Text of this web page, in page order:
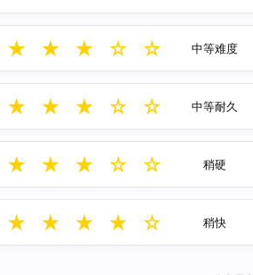
★ ★ ★ ☆ ☆ 中等难度
★ ★ ★ ☆ ☆ 中等耐久
★ ★ ★ ☆ ☆ 稍硬
★ ★ ★ ★ ☆ 稍快